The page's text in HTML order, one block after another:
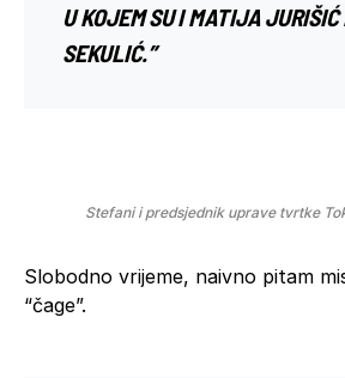
U KOJEM SU I MATIJA
SEKULIĆ.”
Stefani i predsjednik uprave tvrtke
Slobodno vrijeme, naivno pitam
“čage”.